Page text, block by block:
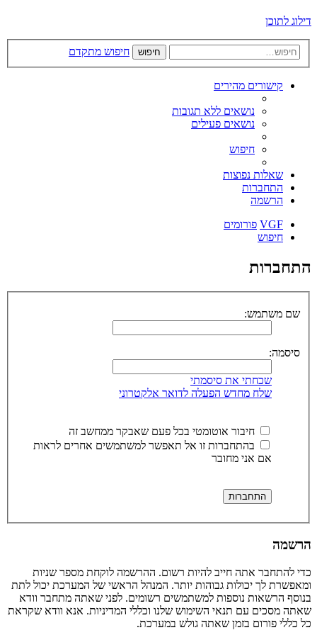
דילוג לתוכן
חיפוש חיפוש מתקדם
קישורים מהירים
נושאים ללא תגובות
נושאים פעילים
חיפוש
שאלות נפוצות
התחברות
הרשמה
VGF פורומים
חיפוש
התחברות
שם משתמש:
סיסמה:
שכחתי את סיסמתי
שלח מחדש הפעלה לדואר אלקטרוני
חיבור אוטומטי בכל פעם שאבקר ממחשב זה
בהתחברות זו אל תאפשר למשתמשים אחרים לראות
אם אני מחובר
הרשמה
כדי להתחבר אתה חייב להיות רשום. ההרשמה לוקחת מספר שניות
ומאפשרת לך יכולות גבוהות יותר. המנהל הראשי של המערכת יכול לתת
בנוסף הרשאות נוספות למשתמשים רשומים. לפני שאתה מתחבר וודא
שאתה מסכים עם תנאי השימוש שלנו וכללי המדיניות. אנא וודא שקראת
כל כללי פורום בזמן שאתה גולש במערכת.